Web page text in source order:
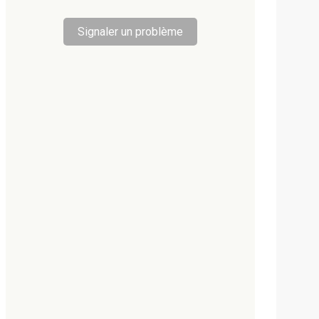
Signaler un problème